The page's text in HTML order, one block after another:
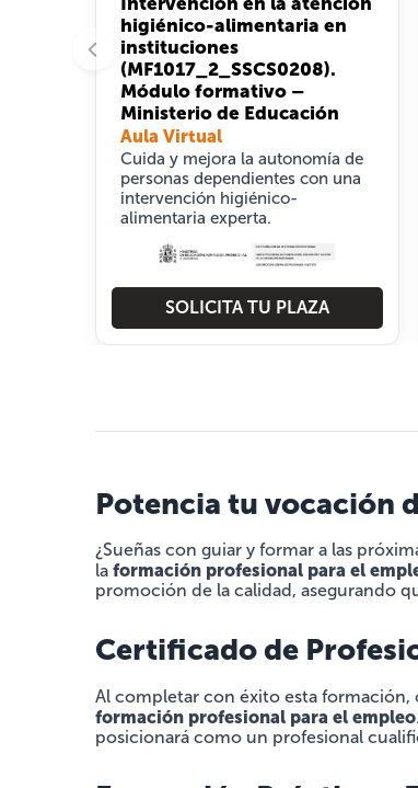
higiénico-alimentaria en
instituciones
(MF1017_2_SSCS0208).
Módulo formativo –
Ministerio de Educación
Aula Virtual
Cuida y mejora la autonomía de
personas dependientes con una
intervención higiénico-
alimentaria experta.
SOLICITA TU PLAZA
Potencia tu vocación
¿Sueñas con guiar y formar a las
la formación profesional para el
promoción de la calidad, asegurando
Certificado de
Al completar con éxito esta formación,
formación profesional para el empleo
posicionará como un profesional